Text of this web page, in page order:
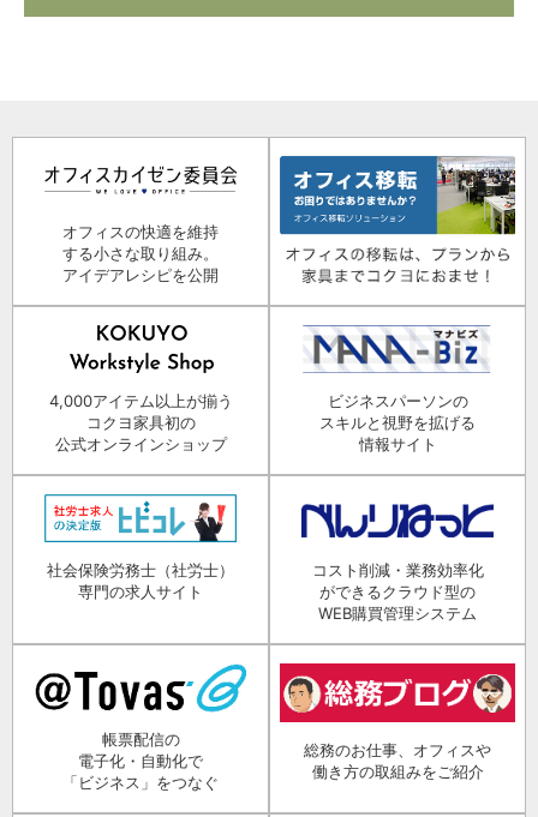
オフィスの快適を維持
する小さな取り組み。
アイデアレシピを公開
4,000アイテム以上が揃う
コクヨ家具初の
公式オンラインショップ
ビジネスパーソンの
スキルと視野を拡げる
情報サイト
社会保険労務士（社労士）
専門の求人サイト
コスト削減・業務効率化
ができるクラウド型の
WEB購買管理システム
帳票配信の
電子化・自動化で
「ビジネス」をつなぐ
総務のお仕事、オフィスや
働き方の取組みをご紹介